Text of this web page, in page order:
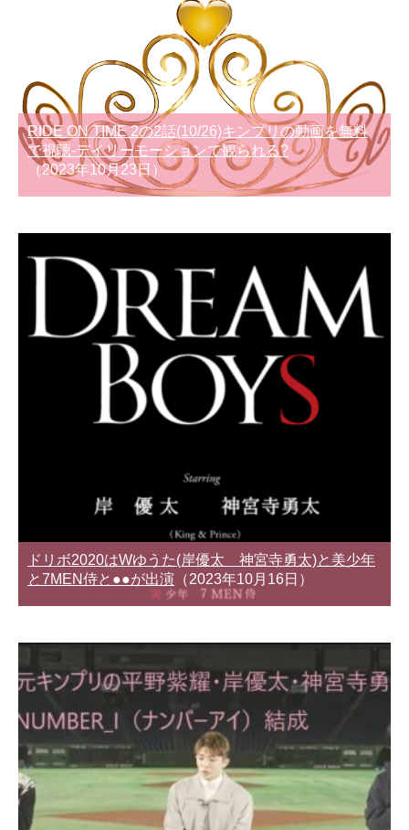
RIDE ON TIME 2の2話(10/26)キンプリの動画を無料
で視聴-デイリーモーションで観られる?
（2023年10月23日）
ドリボ2020はWゆうた(岸優太 神宮寺勇太)と美少年
と7MEN侍と●●が出演 （2023年10月16日）